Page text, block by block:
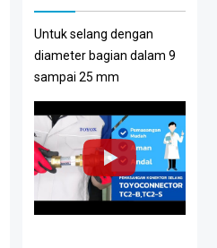
Untuk selang dengan
diameter bagian dalam 9
sampai 25 mm